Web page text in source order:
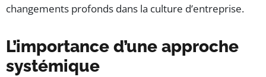
changements profonds dans la culture d’entreprise.
L’importance d’une approche
systémique